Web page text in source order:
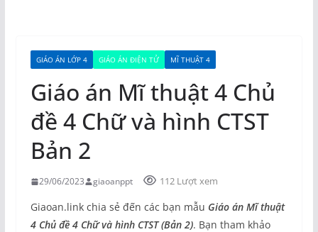
GIÁO ÁN LỚP 4 GIÁO ÁN ĐIỆN TỬ MĨ THUẬT 4
Giáo án Mĩ thuật 4 Chủ
đề 4 Chữ và hình CTST
Bản 2
29/06/2023 giaoanppt 112 Lượt xem
Giaoan.link chia sẻ đến các bạn mẫu Giáo án Mĩ thuật
4 Chủ đề 4 Chữ và hình CTST (Bản 2). Bạn tham khảo